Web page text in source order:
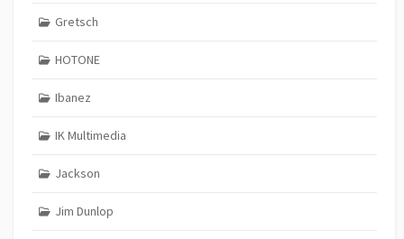
Gretsch
HOTONE
Ibanez
IK Multimedia
Jackson
Jim Dunlop